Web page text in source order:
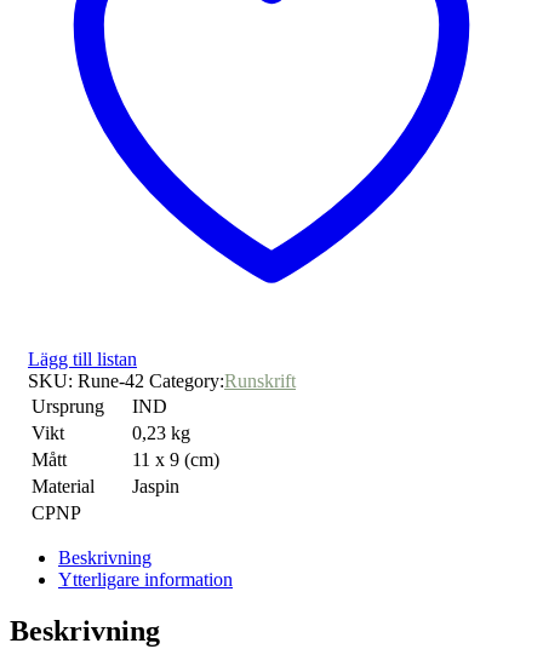
Lägg till listan
SKU: Rune-42 Category:Runskrift
Ursprung
IND
Vikt
0,23 kg
Mått
11 x 9 (cm)
Material
Jaspin
CPNP
Beskrivning
Ytterligare information
Beskrivning